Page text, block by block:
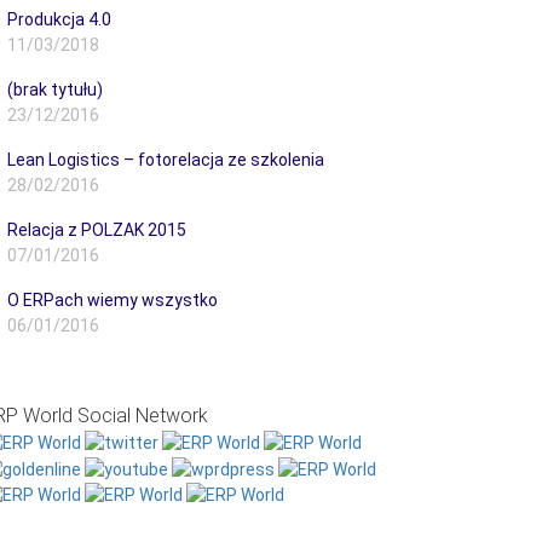
Produkcja 4.0
11/03/2018
(brak tytułu)
23/12/2016
Lean Logistics – fotorelacja ze szkolenia
28/02/2016
Relacja z POLZAK 2015
07/01/2016
O ERPach wiemy wszystko
06/01/2016
World Social Network